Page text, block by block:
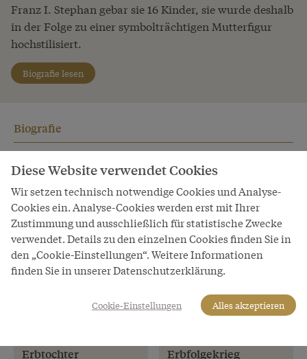
Franz I. Stephan gebar sie 16 Kinder, sie wurde deshalb
in der Folge zu einer symbolträchtigen Mutterfigur
hochstilisiert.
Biografie lesen
Biografie
Erbtochter
Erbfolgekrieg
Diese Website verwendet Cookies
Wir setzen technisch notwendige Cookies und Analyse-
Cookies ein. Analyse-Cookies werden erst mit Ihrer
Zustimmung und ausschließlich für statistische Zwecke
verwendet. Details zu den einzelnen Cookies finden Sie in
den „Cookie-Einstellungen“. Weitere Informationen
finden Sie in unserer Datenschutzerklärung.
Cookie-Einstellungen Alles akzeptieren